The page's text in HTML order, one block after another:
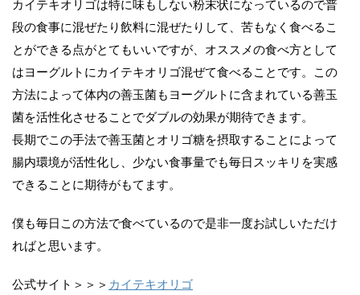
カイテキオリゴは特に味もしない粉末状になっているので普
段の食事に混ぜたり飲料に混ぜたりして、苦もなく食べるこ
とができる点がとてもいいですが、オススメの食べ方として
はヨーグルトにカイテキオリゴ混ぜて食べることです。この
方法によって体内の善玉菌もヨーグルトに含まれている善玉
菌を活性化させることでダブルの効果が期待できます。
長期でこの手法で善玉菌とオリゴ糖を摂取することによって
腸内環境が活性化し、少ない食事量でも毎日スッキリを実感
できることに期待がもてます。
僕も毎日この方法で食べているので是非一度お試しいただけ
ればと思います。
公式サイト＞＞＞ カイテキオリゴ